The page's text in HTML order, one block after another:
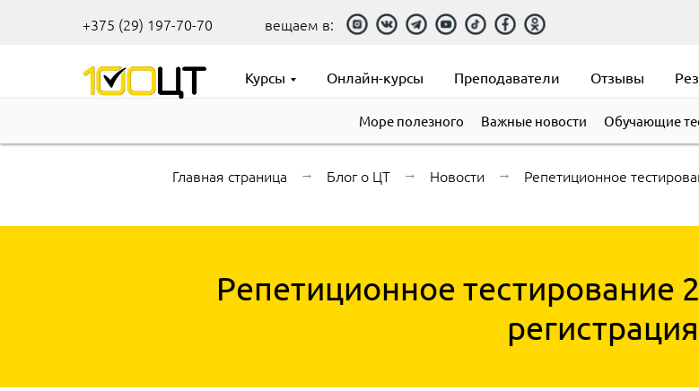
+375 (29) 197-70-70 вещаем в:
Курсы Онлайн-курсы Преподаватели Отзывы
Море полезного Важные новости Обучающие
Главная страница → Блог о ЦТ → Новости → Репетиционное
Репетиционное тестирование
регистрация